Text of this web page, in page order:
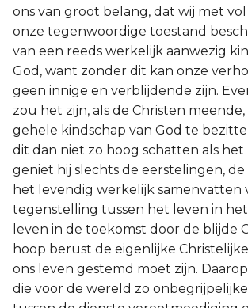
ons van groot belang, dat wij met
onze tegenwoordige toestand
van een reeds werkelijk aanwezig
God, want zonder dit kan onze
geen innige en verblijdende zijn.
zou het zijn, als de Christen
gehele kindschap van God te
dit dan niet zo hoog schatten als het
geniet hij slechts de eerstelingen, de
het levendig werkelijk samenvatten
tegenstelling tussen het leven in
leven in de toekomst door de blijde
hoop berust de eigenlijke
ons leven gestemd moet zijn.
die voor de wereld zo